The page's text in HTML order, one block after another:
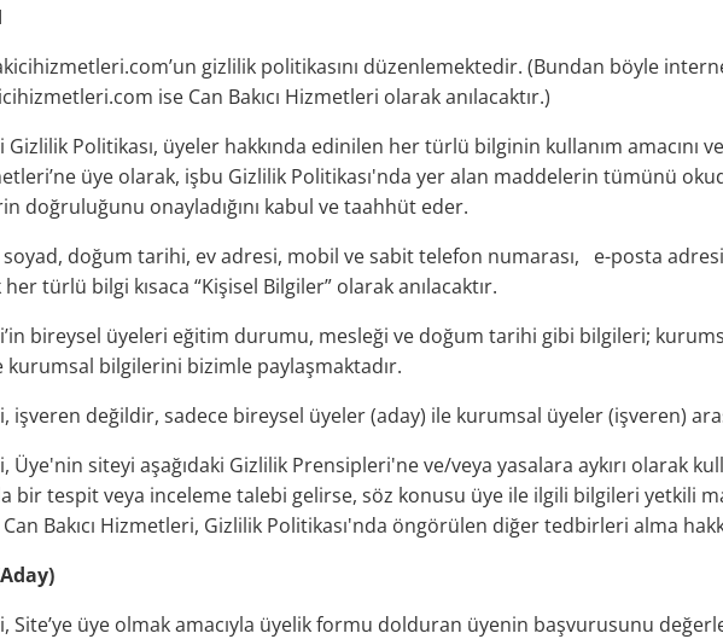
gizlilik politikasını düzenlemektedir. (Bundan böyle
ise Can Bakıcı Hizmetleri olarak anılacaktır.)
Gizlilik Politikası, üyeler hakkında edinilen her türlü bilginin kullanım
üye olarak, işbu Gizlilik Politikası'nda yer alan maddelerin tümünü
doğruluğunu onayladığını kabul ve taahhüt eder.
doğum tarihi, ev adresi, mobil ve sabit telefon numarası, e-posta adresi
türlü bilgi kısaca “Kişisel Bilgiler” olarak anılacaktır.
bireysel üyeleri eğitim durumu, mesleği ve doğum tarihi gibi bilgileri;
bilgilerini bizimle paylaşmaktadır.
işveren değildir, sadece bireysel üyeler (aday) ile kurumsal üyeler (işveren)
Üye'nin siteyi aşağıdaki Gizlilik Prensipleri'ne ve/veya yasalara aykırı olarak
bir tespit veya inceleme talebi gelirse, söz konusu üye ile ilgili bilgileri yetkili
Bakıcı Hizmetleri, Gizlilik Politikası'nda öngörülen diğer tedbirleri alma
Site’ye üye olmak amacıyla üyelik formu dolduran üyenin başvurusunu